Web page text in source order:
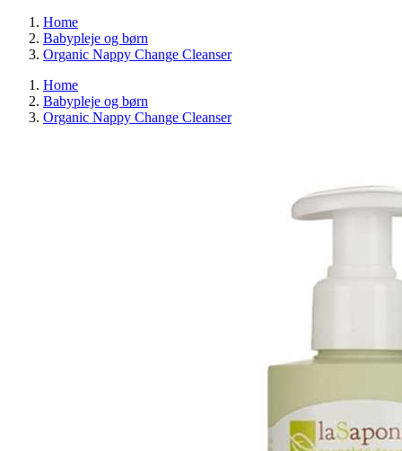
Home
Babypleje og børn
Organic Nappy Change Cleanser
Home
Babypleje og børn
Organic Nappy Change Cleanser